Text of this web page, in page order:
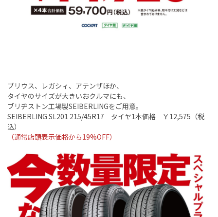
プリウス、レガシィ、アテンザほか、
タイヤのサイズが大きいおクルマにも、
ブリヂストン工場製SEIBERLINGをご用意。
SEIBERLING SL201 215/45R17 タイヤ1本価格 ￥12,575（税
込）
（通常店頭表示価格から19%OFF）